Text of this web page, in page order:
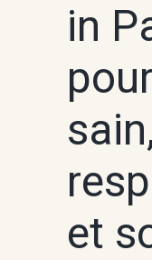
in
et